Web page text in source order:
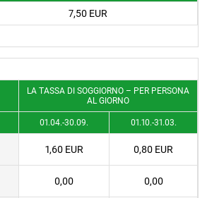
7,50 EUR
LA TASSA DI SOGGIORNO – PER PERSONA
AL GIORNO
01.04.-30.09. 01.10.-31.03.
1,60 EUR 0,80 EUR
0,00 0,00